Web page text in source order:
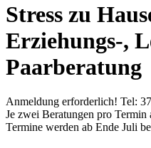
Stress zu
Erziehungs-,
Paarberatung
Anmeldung erforderlich! Tel:
Je zwei Beratungen pro Termin
Termine werden ab Ende Juli